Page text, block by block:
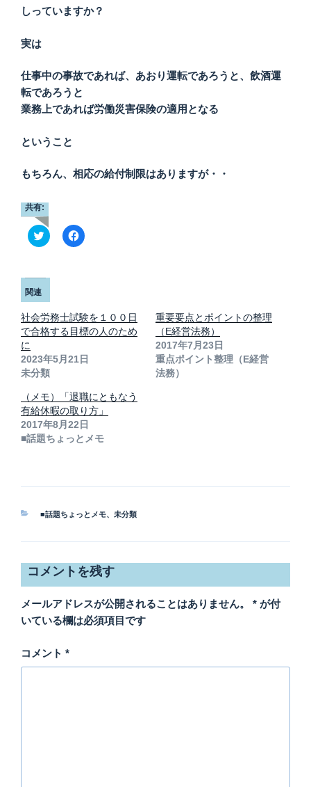
しっていますか？
実は
仕事中の事故であれば、あおり運転であろうと、飲酒運
転であろうと
業務上であれば労働災害保険の適用となる
ということ
もちろん、相応の給付制限はありますが・・
共有:
ク
リ
て
i
t
t
e
で
共
有
(
し
い
ウ
ィ
ン
ド
ま
F
a
共
有
す
に
は
ク
し
て
く
だ
さ
い
ン
で
ま
す
)
関連
社会労務士試験を１００日
で合格する目標の人のため
に
2023年5月21日
未分類
重要要点とポイントの整理
（E経営法務）
2017年7月23日
重点ポイント整理（E経営
法務）
（メモ）「退職にともなう
有給休暇の取り方」
2017年8月22日
■話題ちょっとメモ
カ
ー
■話題ちょっとメモ、 未分類
コメントを残す
メールアドレスが公開されることはありません。 * が付
いている欄は必須項目です
コメント *